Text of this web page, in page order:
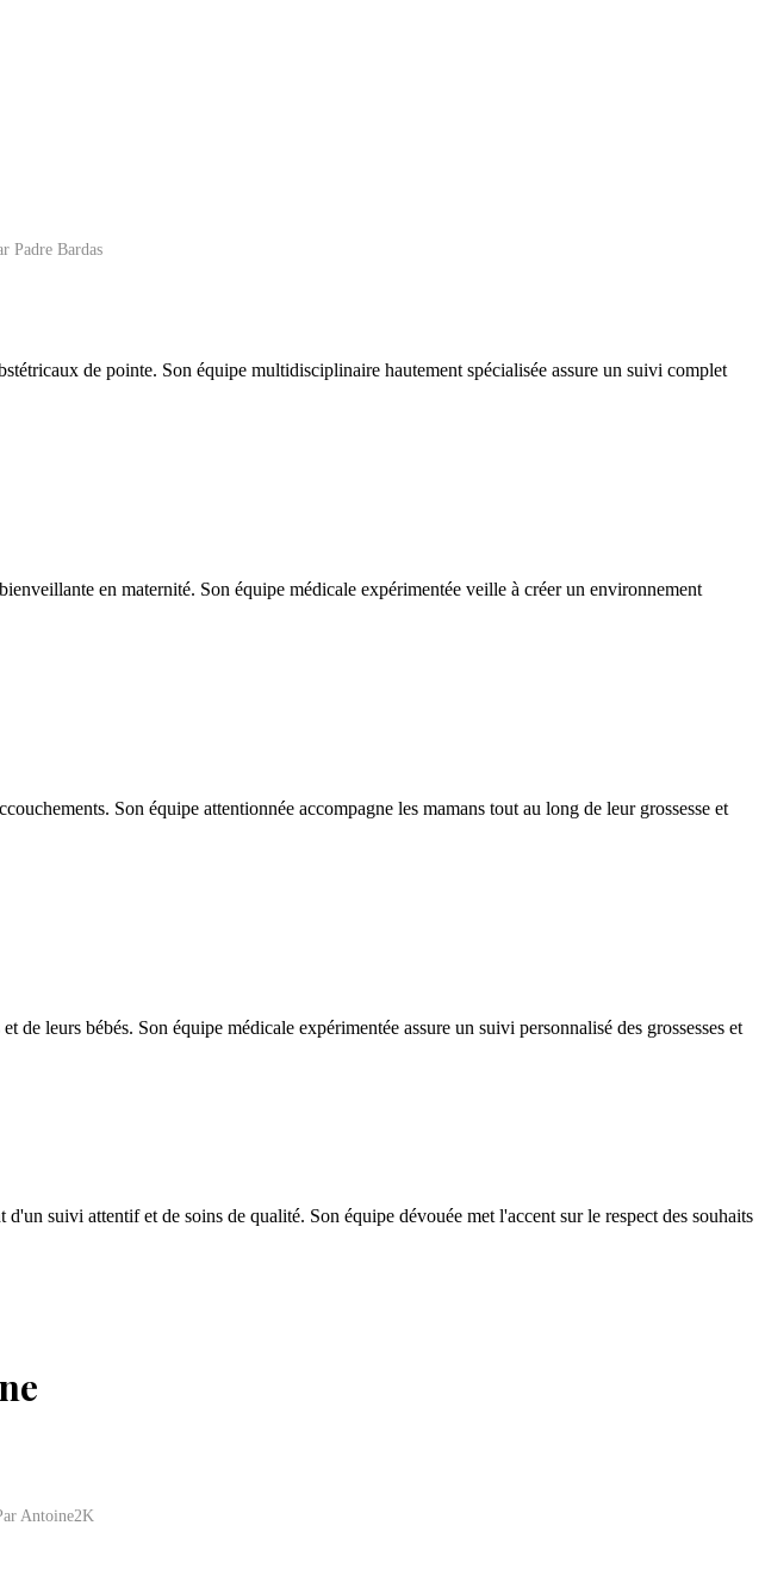
Padre Bardas
de pointe. Son équipe multidisciplinaire hautement spécialisée assure un suivi complet
en maternité. Son équipe médicale expérimentée veille à créer un environnement
Son équipe attentionnée accompagne les mamans tout au long de leur grossesse et
leurs bébés. Son équipe médicale expérimentée assure un suivi personnalisé des grossesses et
suivi attentif et de soins de qualité. Son équipe dévouée met l'accent sur le respect des souhaits
Antoine2K